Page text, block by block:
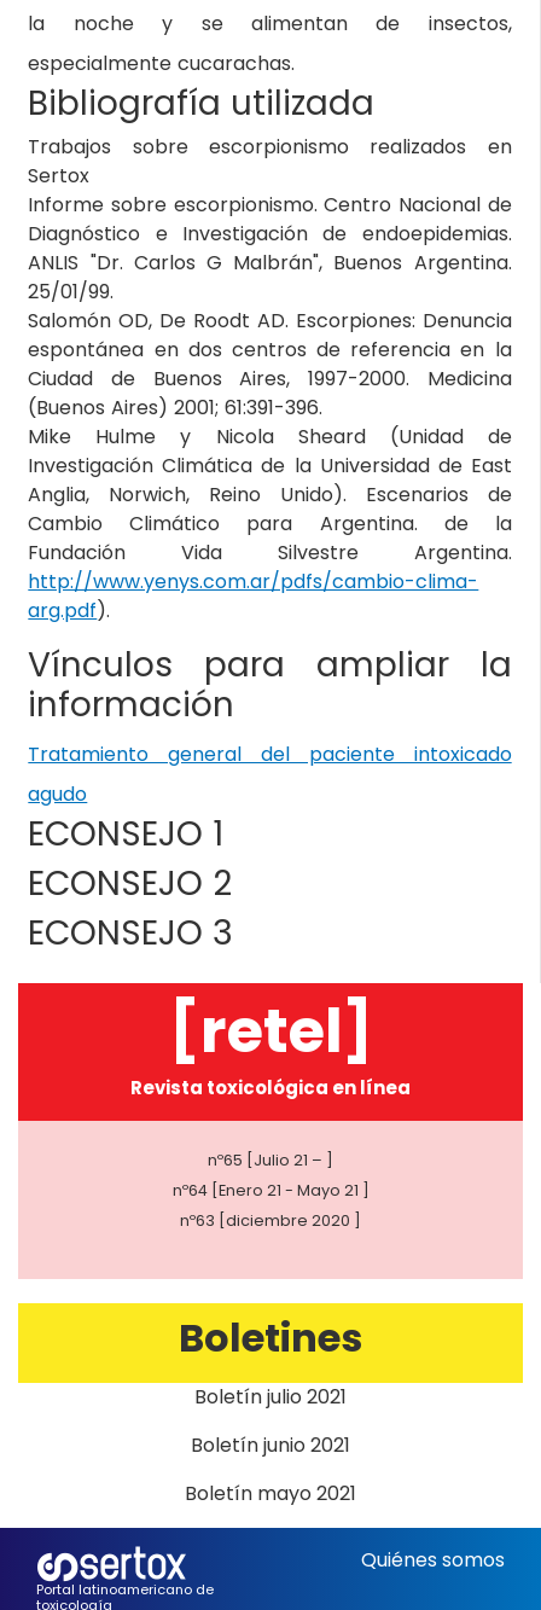
la noche y se alimentan de insectos,
especialmente cucarachas.
Bibliografía utilizada
Trabajos sobre escorpionismo realizados en
Sertox
Informe sobre escorpionismo. Centro Nacional de
Diagnóstico e Investigación de endoepidemias.
ANLIS "Dr. Carlos G Malbrán", Buenos Argentina.
25/01/99.
Salomón OD, De Roodt AD. Escorpiones: Denuncia
espontánea en dos centros de referencia en la
Ciudad de Buenos Aires, 1997-2000. Medicina
(Buenos Aires) 2001; 61:391-396.
Mike Hulme y Nicola Sheard (Unidad de
Investigación Climática de la Universidad de East
Anglia, Norwich, Reino Unido). Escenarios de
Cambio Climático para Argentina. de la
Fundación Vida Silvestre Argentina.
http://www.yenys.com.ar/pdfs/cambio-clima-
arg.pdf).
Vínculos para ampliar la
información
Tratamiento general del paciente intoxicado
agudo
ECONSEJO 1
ECONSEJO 2
ECONSEJO 3
[retel]
Revista toxicológica en línea
nº65 [Julio 21 – ]
nº64 [Enero 21 - Mayo 21 ]
nº63 [diciembre 2020 ]
Boletines
Boletín julio 2021
Boletín junio 2021
Boletín mayo 2021
Portal latinoamericano de
toxicología
Quiénes somos